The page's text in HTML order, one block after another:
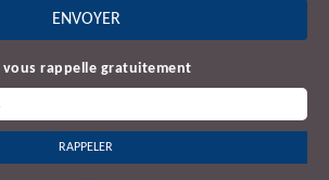
vous rappelle gratuitement